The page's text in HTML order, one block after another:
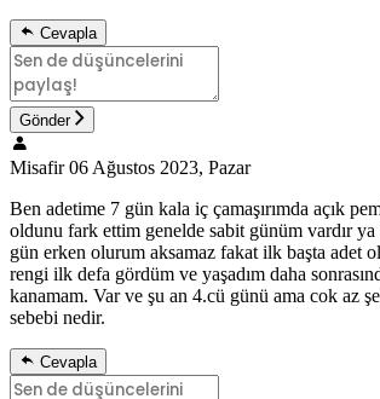
Cevapla
Gönder
Misafir 06 Ağustos 2023, Pazar
Ben adetime 7 gün kala iç çamaşırımda açık
oldunu fark ettim genelde sabit günüm vardır
gün erken olurum aksamaz fakat ilk başta adet
rengi ilk defa gördüm ve yaşadım daha
kanamam. Var ve şu an 4.cü günü ama cok az
sebebi nedir.
Cevapla